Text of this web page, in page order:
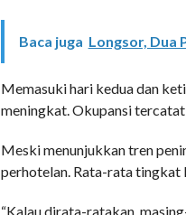
Baca juga Longsor, Dua
Memasuki hari kedua dan
meningkat. Okupansi
Meski menunjukkan tren
perhotelan. Rata-rata tingkat
“Kalau dirata-ratakan,